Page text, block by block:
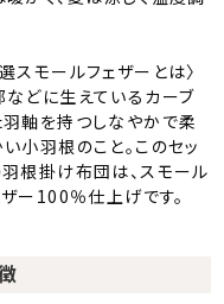
スモールフェザーとは〉
などに生えているカーブ
羽軸を持つしなやかで柔
小羽根のこと。このセッ
羽根掛け布団は、スモール
ザー100％仕上げです。